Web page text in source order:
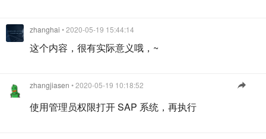
zhanghai • 2020-05-19 15:44:14
这个内容，很有实际意义哦，~
zhangjiasen • 2020-05-19 10:18:52
使用管理员权限打开 SAP 系统，再执行